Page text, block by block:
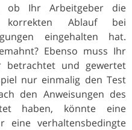
ob Ihr Arbeitgeber die
Ablauf bei
eingehalten hat.
Ebenso muss Ihr
betrachtet und gewertet
nur einmalig den Test
den Anweisungen des
haben, könnte eine
eine verhaltensbedingte